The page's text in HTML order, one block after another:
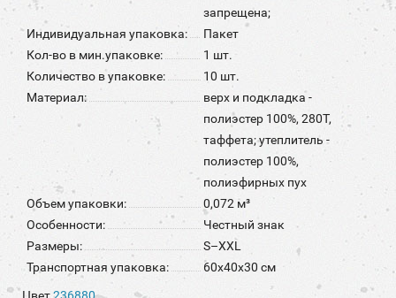
запрещена;
Индивидуальная упаковка:
Пакет
Кол-во в мин.упаковке:
1 шт.
Количество в упаковке:
10 шт.
Материал:
верх и подкладка -
полиэстер 100%, 280Т,
таффета; утеплитель -
полиэстер 100%,
полиэфирных пух
Объем упаковки:
0,072 м³
Особенности:
Честный знак
Размеры:
S–XXL
Транспортная упаковка:
60x40x30 см